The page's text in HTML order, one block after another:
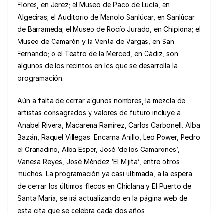
Flores, en Jerez; el Museo de Paco de Lucía, en
Algeciras; el Auditorio de Manolo Sanlúcar, en Sanlúcar
de Barrameda; el Museo de Rocío Jurado, en Chipiona; el
Museo de Camarón y la Venta de Vargas, en San
Fernando; o el Teatro de la Merced, en Cádiz, son
algunos de los recintos en los que se desarrolla la
programación.
Aún a falta de cerrar algunos nombres, la mezcla de
artistas consagrados y valores de futuro incluye a
Anabel Rivera, Macarena Ramírez, Carlos Carbonell, Alba
Bazán, Raquel Villegas, Encarna Anillo, Leo Power, Pedro
el Granadino, Alba Esper, José ‘de los Camarones’,
Vanesa Reyes, José Méndez ‘El Mijita’, entre otros
muchos. La programación ya casi ultimada, a la espera
de cerrar los últimos flecos en Chiclana y El Puerto de
Santa María, se irá actualizando en la página web de
esta cita que se celebra cada dos años: